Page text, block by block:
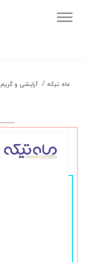
ماه تیکه آرایشی و گریم